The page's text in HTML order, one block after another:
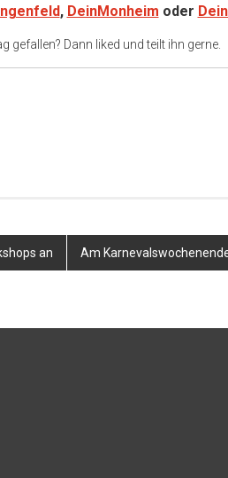
, DeinMonheim oder
gefallen? Dann liked und teilt ihn gerne.
an Am